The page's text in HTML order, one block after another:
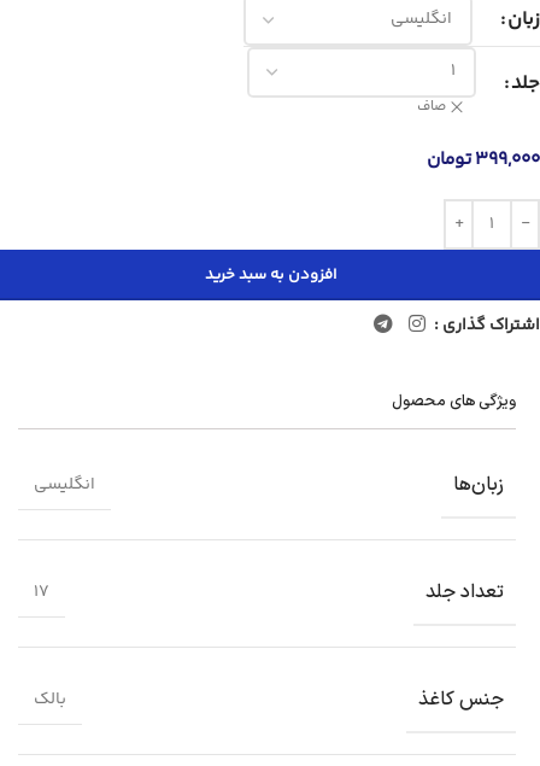
زبان
جلد
صاف
399,000تومان
افزودن به سبد خرید
اشتراک گذاری :
ویژگی های محصول
زبان‌ها انگلیسی
تعداد جلد 17
جنس کاغذ بالک